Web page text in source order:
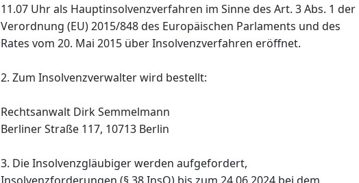
11.07 Uhr als Hauptinsolvenzverfahren im Sinne des Art. 3 Abs. 1 der
Verordnung (EU) 2015/848 des Europäischen Parlaments und des
Rates vom 20. Mai 2015 über Insolvenzverfahren eröffnet.
2. Zum Insolvenzverwalter wird bestellt:
Rechtsanwalt Dirk Semmelmann
Berliner Straße 117, 10713 Berlin
3. Die Insolvenzgläubiger werden aufgefordert,
Insolvenzforderungen (§ 38 InsO) bis zum 24.06.2024 bei dem